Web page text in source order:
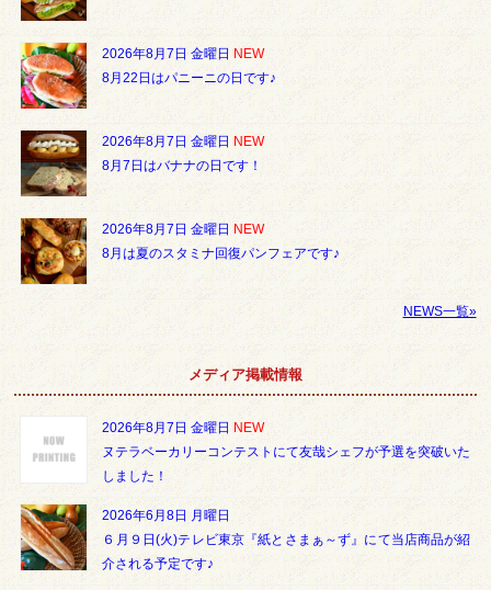
2026年8月7日 金曜日 NEW
8月22日はパニーニの日です♪
2026年8月7日 金曜日 NEW
8月7日はバナナの日です！
2026年8月7日 金曜日 NEW
8月は夏のスタミナ回復パンフェアです♪
NEWS一覧»
メディア掲載情報
2026年8月7日 金曜日 NEW
ヌテラベーカリーコンテストにて友哉シェフが予選を突破いた
しました！
2026年6月8日 月曜日
６月９日(火)テレビ東京『紙とさまぁ～ず』にて当店商品が紹
介される予定です♪